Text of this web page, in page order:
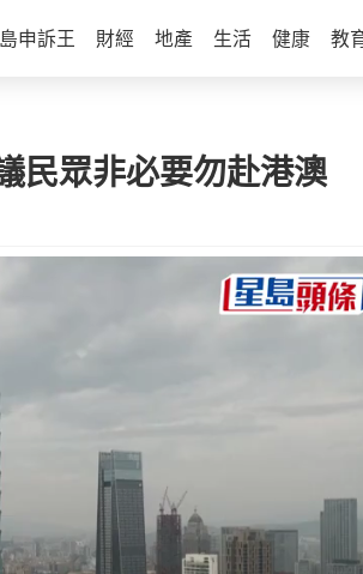
申訴王 財經 地產 生活 健康 教
民眾非必要勿赴港澳